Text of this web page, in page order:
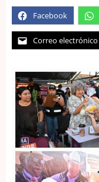
Facebook
Correo electrónico